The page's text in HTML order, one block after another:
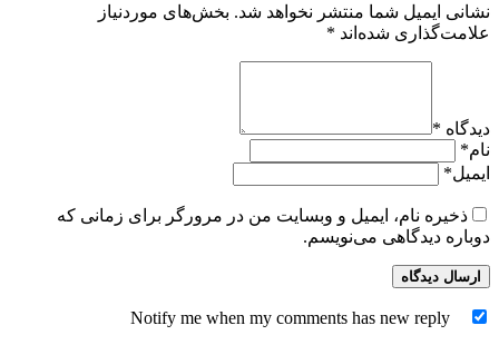
نشانی ایمیل شما منتشر نخواهد شد. بخش‌های موردنیاز
علامت‌گذاری شده‌اند *
دیدگاه *
نام*
ایمیل*
ذخیره نام، ایمیل و وبسایت من در مرورگر برای زمانی که
دوباره دیدگاهی می‌نویسم.
Notify me when my comments has new reply